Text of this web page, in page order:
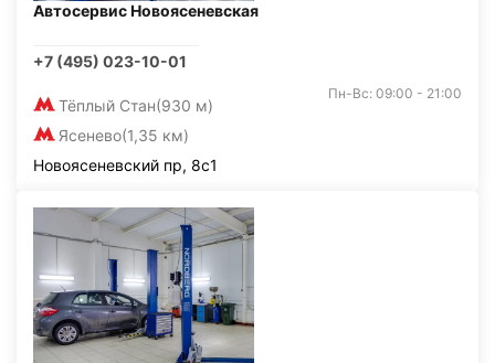
Автосервис Новоясеневская
+7 (495) 023-10-01
Тёплый Стан(930 м)
Ясенево(1,35 км)
Пн-Вс: 09:00 - 21:00
Новоясеневский пр, 8с1